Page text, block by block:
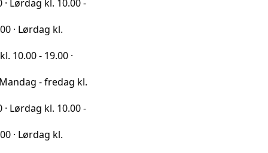
kl. 10.00 -
kl.
19.00 ·
- fredag kl.
kl. 10.00 -
kl.